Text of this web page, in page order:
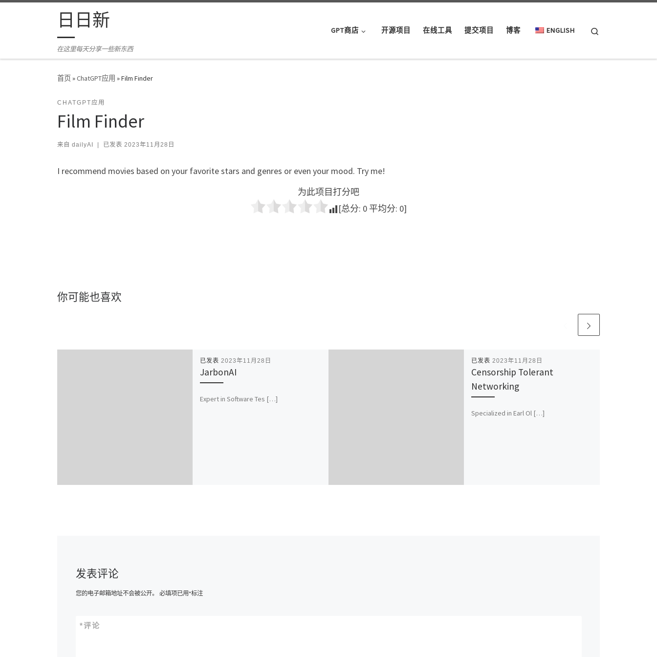
Skip to content日日新
在这里每天分享一些新东西
GPT商店 开源项目 在线工具 提交项目 博客 ENGLISH
首页»ChatGPT应用 »Film Finder
CHATGPT应用
Film Finder
来自 dailyAI 已发表 2023年11月28日
I recommend movies based on your favorite stars and genres or even your mood. Try me!
为此项目打分吧
[总分: 0 平均分: 0]
你可能也喜欢
已发表 2023年11月28日
JarbonAI
Expert in Software Tes […]
已发表 2023年11月28日
Censorship Tolerant
Networking
Specialized in Earl Ol […]
发表评论
您的电子邮箱地址不会被公开。 必填项已用*标注
评论
*